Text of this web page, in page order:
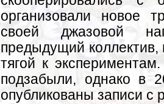
организовали новое
своей джазовой
предыдущий
тягой к
подзабыли, однако в
опубликованы записи с